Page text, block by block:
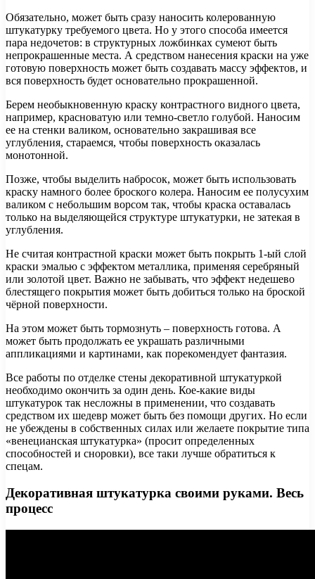
Обязательно, может быть сразу наносить колерованную
штукатурку требуемого цвета. Но у этого способа имеется
пара недочетов: в структурных ложбинках сумеют быть
непрокрашенные места. А средством нанесения краски на уже
готовую поверхность может быть создавать массу эффектов, и
вся поверхность будет основательно прокрашенной.
Берем необыкновенную краску контрастного видного цвета,
например, красноватую или темно-светло голубой. Наносим
ее на стенки валиком, основательно закрашивая все
углубления, стараемся, чтобы поверхность оказалась
монотонной.
Позже, чтобы выделить набросок, может быть использовать
краску намного более броского колера. Наносим ее полусухим
валиком с небольшим ворсом так, чтобы краска оставалась
только на выделяющейся структуре штукатурки, не затекая в
углубления.
Не считая контрастной краски может быть покрыть 1-ый слой
краски эмалью с эффектом металлика, применяя серебряный
или золотой цвет. Важно не забывать, что эффект недешево
блестящего покрытия может быть добиться только на броской
чёрной поверхности.
На этом может быть тормознуть – поверхность готова. А
может быть продолжать ее украшать различными
аппликациями и картинами, как порекомендует фантазия.
Все работы по отделке стены декоративной штукатуркой
необходимо окончить за один день. Кое-какие виды
штукатурок так несложны в применении, что создавать
средством их шедевр может быть без помощи других. Но если
не убеждены в собственных силах или желаете покрытие типа
«венецианская штукатурка» (просит определенных
способностей и сноровки), все таки лучше обратиться к
спецам.
Декоративная штукатурка своими руками. Весь
процесс